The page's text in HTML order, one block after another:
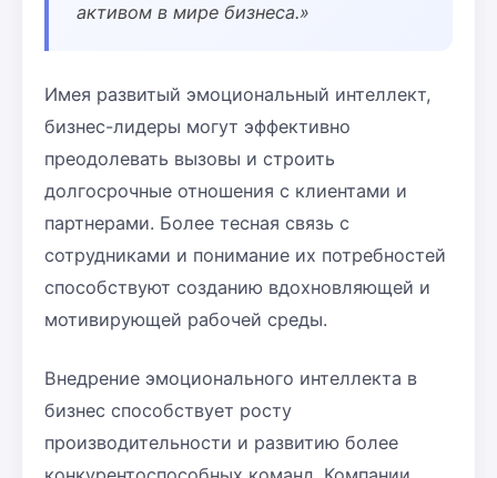
активом в мире бизнеса.»
Имея развитый эмоциональный интеллект,
бизнес-лидеры могут эффективно
преодолевать вызовы и строить
долгосрочные отношения с клиентами и
партнерами. Более тесная связь с
сотрудниками и понимание их потребностей
способствуют созданию вдохновляющей и
мотивирующей рабочей среды.
Внедрение эмоционального интеллекта в
бизнес способствует росту
производительности и развитию более